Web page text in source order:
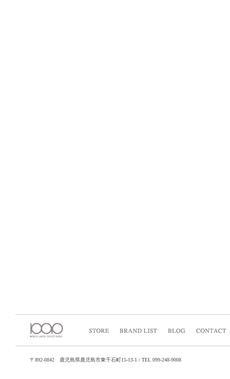
〒892-0842 鹿児島県鹿児島市東千石町15-13-1 / TEL 099-248-9008